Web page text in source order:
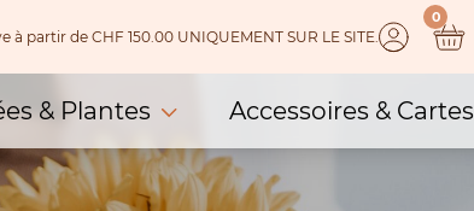
partir de CHF 150.00 UNIQUEMENT SUR LE SITE.
0
& Plantes Accessoires & Cartes